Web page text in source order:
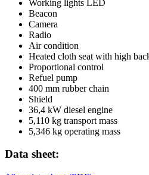
Working lights LED
Beacon
Camera
Radio
Air condition
Heated cloth seat with high
Proportional control
Refuel pump
400 mm rubber chain
Shield
36,4 kW diesel engine
5,110 kg transport mass
5,346 kg operating mass
Data sheet: